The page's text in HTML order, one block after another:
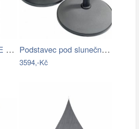
Sprchová tyč GROHE Euphoria Neutral… Podstavec pod slunečník BRAGGE 50 kg -…
3594,-Kč